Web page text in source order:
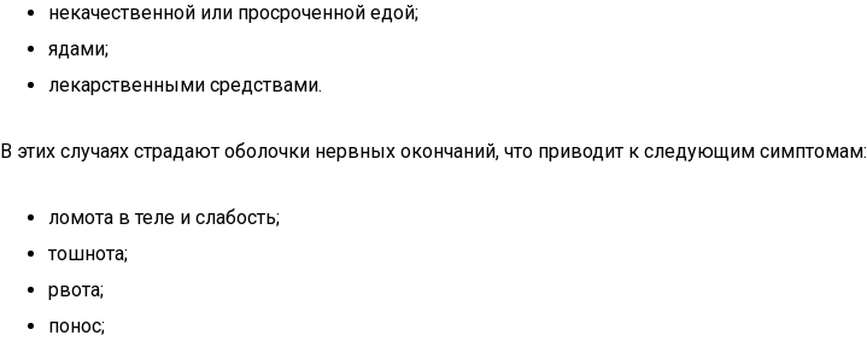
некачественной или просроченной едой;
ядами;
лекарственными средствами.
В этих случаях страдают оболочки нервных окончаний, что приводит к следующим симптомам:
ломота в теле и слабость;
тошнота;
рвота;
понос;